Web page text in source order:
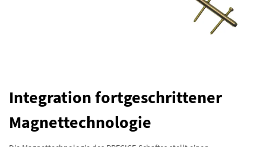
Integration fortgeschrittener
Magnettechnologie